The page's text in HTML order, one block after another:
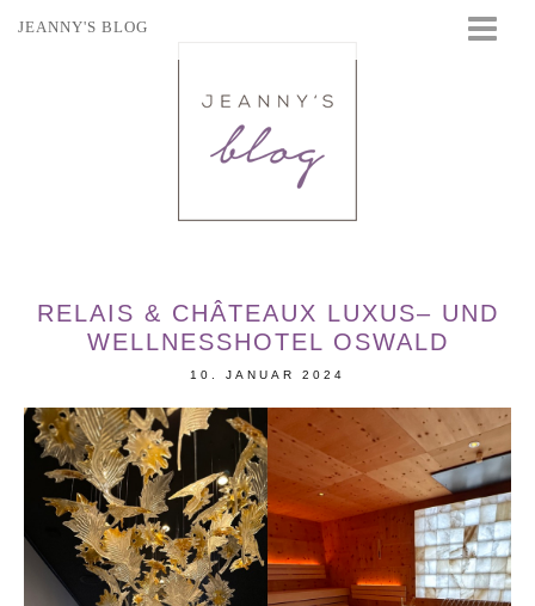
JEANNY'S BLOG
RELAIS & CHÂTEAUX LUXUS– UND
WELLNESSHOTEL OSWALD
10. JANUAR 2024